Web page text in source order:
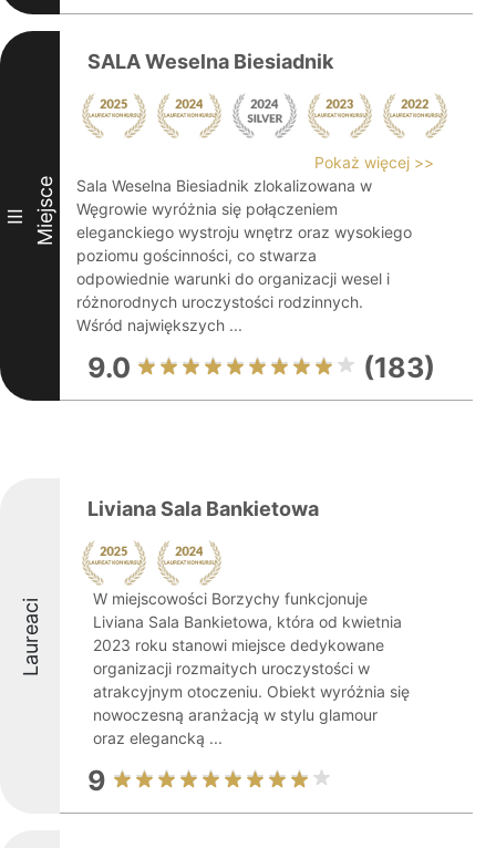
III Miejsce
SALA Weselna Biesiadnik
Pokaż więcej >>
Sala Weselna Biesiadnik zlokalizowana w
Węgrowie wyróżnia się połączeniem
eleganckiego wystroju wnętrz oraz wysokiego
poziomu gościnności, co stwarza
odpowiednie warunki do organizacji wesel i
różnorodnych uroczystości rodzinnych.
Wśród największych ...
9.0 (183)
Laureaci
Liviana Sala Bankietowa
W miejscowości Borzychy funkcjonuje
Liviana Sala Bankietowa, która od kwietnia
2023 roku stanowi miejsce dedykowane
organizacji rozmaitych uroczystości w
atrakcyjnym otoczeniu. Obiekt wyróżnia się
nowoczesną aranżacją w stylu glamour
oraz elegancką ...
9